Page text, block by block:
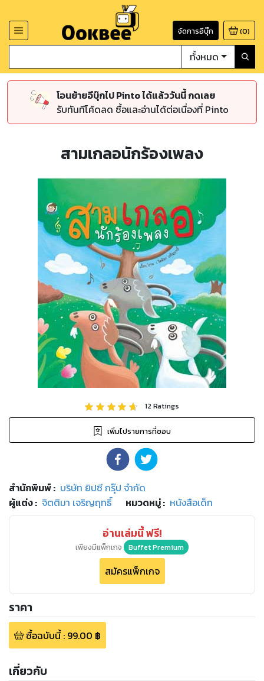
จัดการอีบุ๊ก (0)
ทั้งหมด
โอนย้ายอีบุ๊กไป Pinto ได้แล้ววันนี้ กดเลย
รับทันทีโค้ดลด ซื้อและอ่านได้ต่อเนื่องที่ Pinto
สามเกลอนักร้องเพลง
12Ratings
เพิ่มไปรายการที่ชอบ
สำนักพิมพ์: บริษัท ยิปซี กรุ๊ป จำกัด
ผู้แต่ง : จิตติมา เจริญฤทธิ์ หมวดหมู่: หนังสือเด็ก
อ่านเล่มนี้ ฟรี!
เพียงมีแพ็กเกจ Buffet Premium
สมัครแพ็กเกจ
ราคา
ซื้อฉบับนี้: 99.00 ฿
เกี่ยวกับ